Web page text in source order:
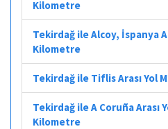
Kilometre
Tekirdağ ile Alcoy, İspanya
Kilometre
Tekirdağ ile Tiflis Arası Yol
Tekirdağ ile A Coruña Arası
Kilometre